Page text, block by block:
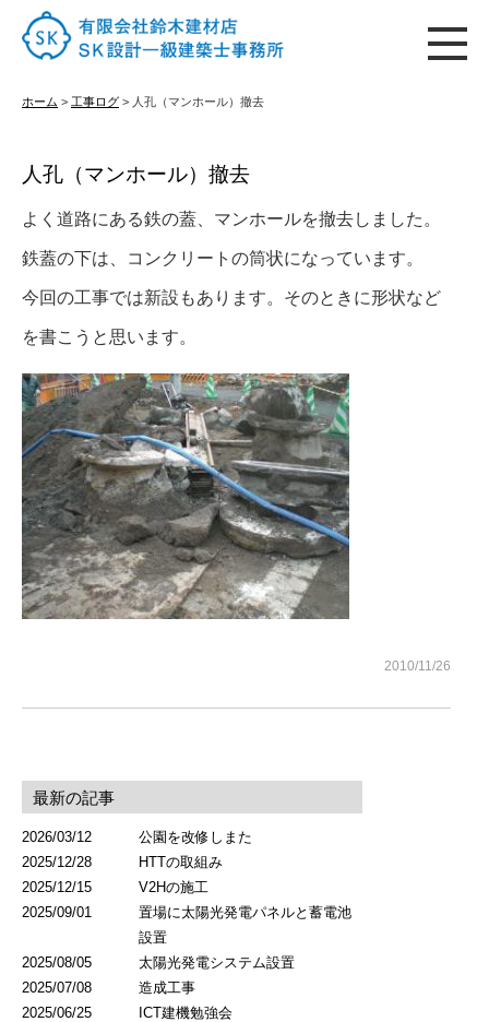
ホーム
施工実績
古材販売
会社概要
現場ブログ
ホーム > 工事ログ > 人孔（マンホール）撤去
人孔（マンホール）撤去
よく道路にある鉄の蓋、マンホールを撤去しました。
鉄蓋の下は、コンクリートの筒状になっています。
今回の工事では新設もあります。そのときに形状など
を書こうと思います。
2010/11/26
最新の記事
2026/03/12
公園を改修しまた
2025/12/28
HTTの取組み
2025/12/15
V2Hの施工
2025/09/01
置場に太陽光発電パネルと蓄電池
設置
2025/08/05
太陽光発電システム設置
2025/07/08
造成工事
2025/06/25
ICT建機勉強会